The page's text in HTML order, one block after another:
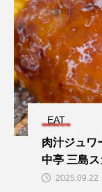
EAT
肉汁ジュワ
中亭 三島ス
2025.09.22